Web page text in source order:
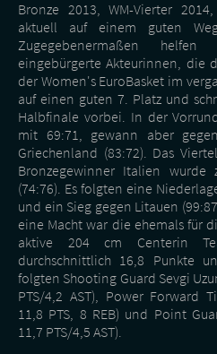
Bronze 2013, WM-Vierter
aktuell auf einem guten
Zugegebenermaßen
eingebürgerte Akteurinnen, die
der Women's EuroBasket im
auf einen guten 7. Platz und
Halbfinale vorbei. In der
mit 69:71, gewann aber
Griechenland (83:72). Das
Bronzegewinner Italien
(74:76). Es folgten eine
und ein Sieg gegen Litauen
eine Macht war die ehemals für
aktive 204 cm Centerin
durchschnittlich 16,8 Punkte
folgten Shooting Guard Sevgi
PTS/4,2 AST), Power Forward
11,8 PTS, 8 REB) und Point
11,7 PTS/4,5 AST).